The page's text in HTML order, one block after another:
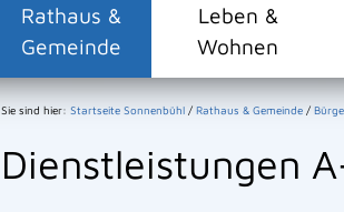
Rathaus &
Gemeinde
Leben &
Wohnen
Sie sind hier: Startseite Sonnenbühl / Rathaus & Gemeinde /
Dienstleistungen